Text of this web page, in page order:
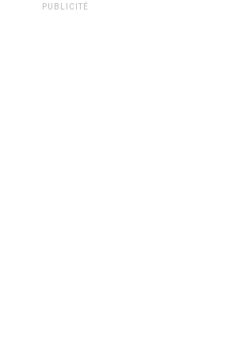
PUBLICITÉ